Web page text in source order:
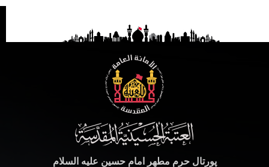
پورتال حرم مطهر امام حسین علیه السلام